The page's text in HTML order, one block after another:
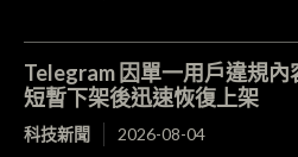
Telegram 因單一用戶違規
短暫下架後迅速恢復上架
科技新聞 2026-08-04